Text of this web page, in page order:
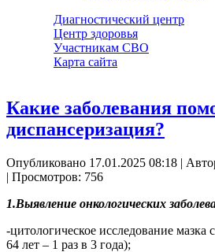
Диагностический центр
Центр здоровья
Участникам СВО
Карта сайта
Какие заболевания
диспансеризация?
Опубликовано 17.01.2025 08:18 |
| Просмотров: 756
1.Выявление онкологических
-цитологическое исследование
64 лет – 1 раз в 3 года);